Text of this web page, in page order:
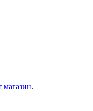
магазин.